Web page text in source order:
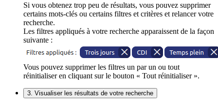
Si vous obtenez trop peu de résultats, vous pouvez supprimer
certains mots-clés ou certains filtres et critères et relancer votre
recherche.
Les filtres appliqués à votre recherche apparaissent de la façon
suivante :
Vous pouvez supprimer les filtres un par un ou tout
réinitialiser en cliquant sur le bouton « Tout réinitialiser ».
3. Visualiser les résultats de votre recherche